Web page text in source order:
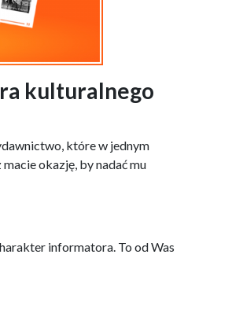
kulturalnego
które w jednym
okazję, by nadać mu
informatora. To od Was